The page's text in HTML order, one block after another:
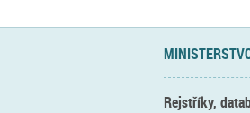
Rejstříky,